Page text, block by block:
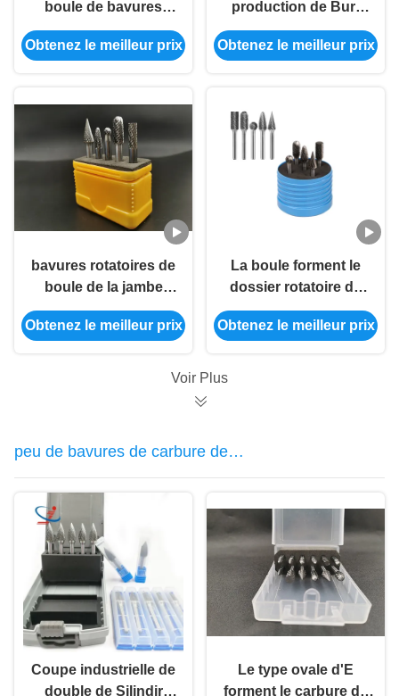
boule de bavures
d'outil de boule
d'extrémité fiable de
broyeur
Obtenez le meilleur prix
production de Burr
Rasp Carbide Burr de
haute de dureté du
Obtenez le meilleur prix
bavures rotatoires de
boule de la jambe
10mm de 6mm de
carbure cylindrique
Obtenez le meilleur prix
La boule forment le
dossier rotatoire de
carbure de tungstène
de la jambe YG8 de
Obtenez le meilleur prix
Voir Plus
peu de bavures de carbure de
tungstène
Coupe industrielle de
double de Silindir
Le type ovale d'E
forment le carbure de